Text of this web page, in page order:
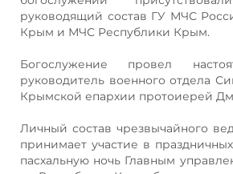
руководящий состав ГУ МЧС
Крым и МЧС Республики Крым.
Богослужение провел
руководитель военного отдела
Крымской епархии протоиерей
Личный состав чрезвычайного
принимает участие в
пасхальную ночь Главным